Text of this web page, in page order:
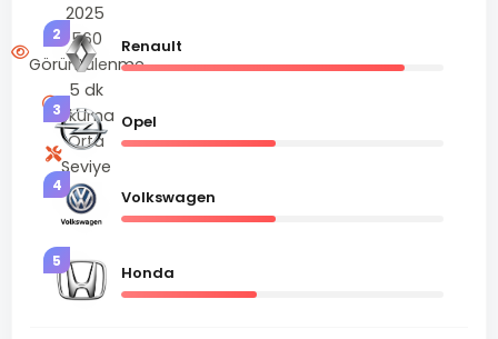
2025
560
Görüntülenme
5 dk
okuma
Orta
Seviye
2
Renault
3
Opel
4
Volkswagen
5
Honda